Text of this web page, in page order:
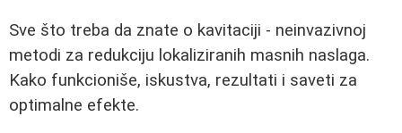
Sve što treba da znate o kavitaciji - neinvazivnoj
metodi za redukciju lokaliziranih masnih naslaga.
Kako funkcioniše, iskustva, rezultati i saveti za
optimalne efekte.